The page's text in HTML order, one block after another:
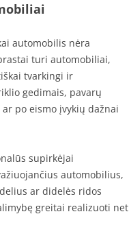
automobilis nėra
turi automobiliai,
tvarkingi ir
gedimais, pavarų
po eismo įvykių dažnai
supirkėjai
automobilius,
ar didelės ridos
greitai realizuoti net